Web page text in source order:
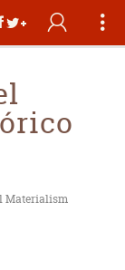
Materialism